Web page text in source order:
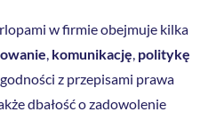
w firmie obejmuje kilka
, komunikację, politykę
z przepisami prawa
dbałość o zadowolenie